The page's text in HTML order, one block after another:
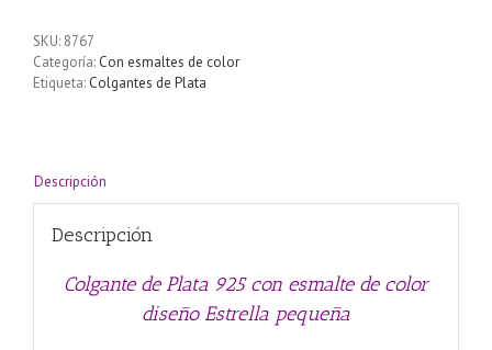
de
color
SKU: 8767
Categoría: Con esmaltes de color
Etiqueta: Colgantes de Plata
Descripción
Descripción
Colgante de Plata 925 con esmalte de color
diseño Estrella pequeña